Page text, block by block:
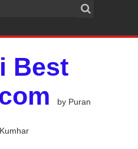
Best
by Puran